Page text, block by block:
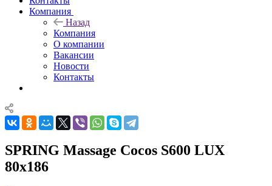
Компания
Назад
Компания
О компании
Вакансии
Новости
Контакты
SPRING Massage Cocos S600 LUX
80x186